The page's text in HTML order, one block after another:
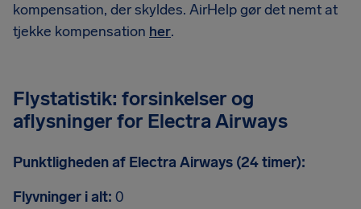
kompensation, der skyldes. AirHelp gør det nemt at
tjekke kompensation her.
Flystatistik: forsinkelser og
aflysninger for Electra Airways
Punktligheden af Electra Airways (24 timer):
Flyvninger i alt: 0